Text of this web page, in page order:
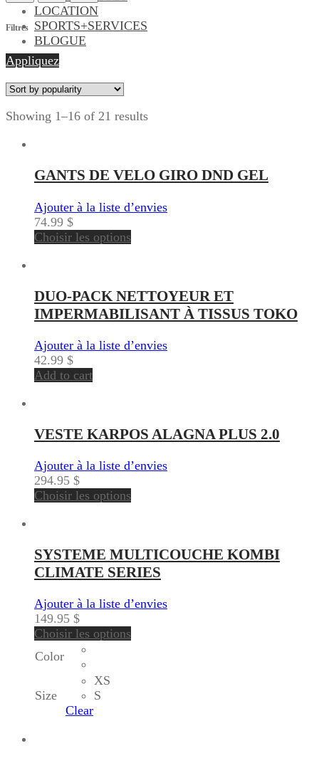
LOCATION
SPORTS+SERVICES
BLOGUE
Filtres
Appliquez
Showing 1–16 of 21 results
GANTS DE VELO GIRO DND GEL
Ajouter à la liste d’envies
74.99 $
Choisir les options
DUO-PACK NETTOYEUR ET
IMPERMABILISANT À TISSUS TOKO
Ajouter à la liste d’envies
42.99 $
Add to cart
VESTE KARPOS ALAGNA PLUS 2.0
Ajouter à la liste d’envies
294.95 $
Choisir les options
SYSTEME MULTICOUCHE KOMBI
CLIMATE SERIES
Ajouter à la liste d’envies
149.95 $
Choisir les options
Color
Size
XS
S
Clear